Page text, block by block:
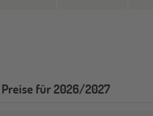
für 2026/2027